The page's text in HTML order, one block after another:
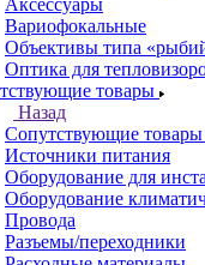
Аксессуары
Вариофокальные
Объективы типа
Оптика для
товары
Назад
Сопутствующие товары
Источники питания
Оборудование для
Оборудование
Провода
Разъемы/переходники